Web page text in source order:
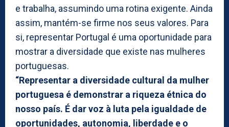
e trabalha, assumindo uma rotina exigente. Ainda
assim, mantém-se firme nos seus valores. Para
si, representar Portugal é uma oportunidade para
mostrar a diversidade que existe nas mulheres
portuguesas.
“Representar a diversidade cultural da mulher
portuguesa é demonstrar a riqueza étnica do
nosso país. É dar voz à luta pela igualdade de
oportunidades, autonomia, liberdade e o